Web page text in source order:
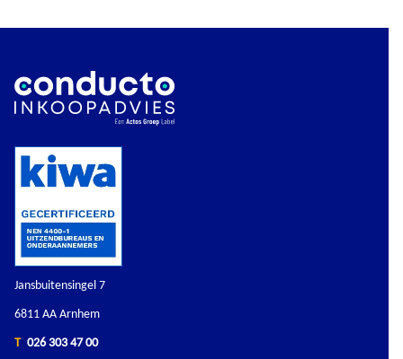
Jansbuitensingel 7
6811 AA Arnhem
T 026 303 47 00